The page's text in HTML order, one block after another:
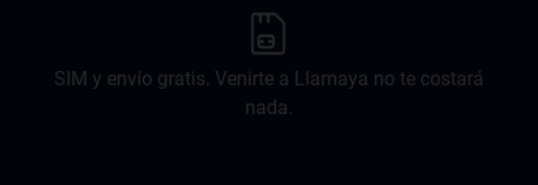
SIM y envío gratis. Venirte a Llamaya no te costará
nada.